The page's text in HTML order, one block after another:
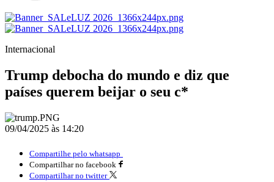
Internacional
Trump debocha do mundo e diz que
países querem beijar o seu c*
09/04/2025 às 14:20
Compartilhe pelo whatsapp
Compartilhar no facebook
Compartilhar no twitter